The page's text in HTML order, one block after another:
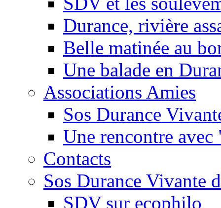
Durance, rivière
Belle matinée au
Une balade en
Associations Amies
Sos Durance
Une rencontre
Contacts
Sos Durance Vivante
SDV sur ecophilo